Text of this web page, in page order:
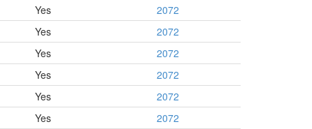
Yes
2072
Yes
2072
Yes
2072
Yes
2072
Yes
2072
Yes
2072